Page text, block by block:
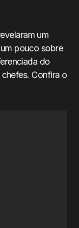
um
pouco sobre
do
Confira o